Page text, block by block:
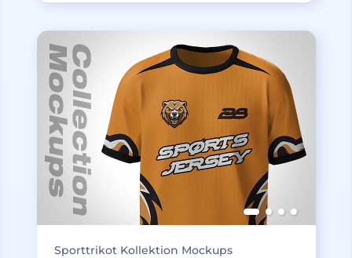
Sporttrikot Kollektion Mockups